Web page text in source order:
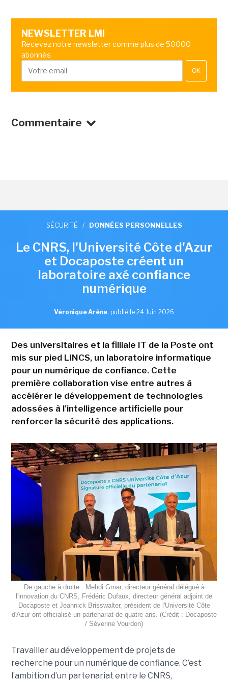
NEWSLETTER LMI
Recevez notre newsletter comme plus de 50000
abonnés
OK
Commentaire
SÉCURITÉ / DONNÉES PERSONNELLES
Le CNRS, l'Université Côte d'Azur
et Docaposte créent un
laboratoire axé confiance
numérique
Véronique Arène, publié le 24 Juin 2026
Des universitaires et la filiiale IT de la Poste ont
mis sur pied LINCS, un laboratoire informatique
pour un numérique de confiance. Cette
première collaboration vise entre autres à
accélérer le développement de technologies
adossées à l'intelligence artificielle pour
renforcer la sécurité des applications.
De gauche à droite : Mehdi Gmar, directeur général délégué à
l'innovation du CNRS, Frédéric Dufaux, directeur général adjoint de
Docaposte et Jeannick Brisswalter, président de l'Université Côte
d'Azur ont officialisé un partenariat de quatre ans. (Crédit : Docaposte
/ Séverine Vourdon)
Travailler au développement de projets de
recherche pour un numérique de confiance. C’est
l’ambition d’un partenariat entre le CNRS,